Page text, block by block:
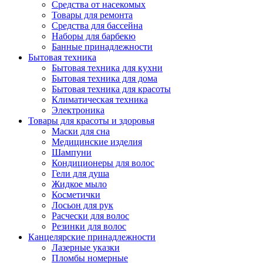
Средства от насекомых
Товары для ремонта
Средства для бассейна
Наборы для барбекю
Банные принадлежности
Бытовая техника
Бытовая техника для кухни
Бытовая техника для дома
Бытовая техника для красоты
Климатическая техника
Электроника
Товары для красоты и здоровья
Маски для сна
Медицинские изделия
Шампуни
Кондиционеры для волос
Гели для душа
Жидкое мыло
Косметички
Лосьон для рук
Расчески для волос
Резинки для волос
Канцелярские принадлежности
Лазерные указки
Пломбы номерные